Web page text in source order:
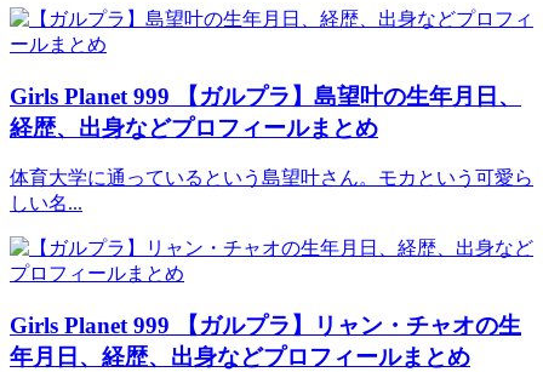
Girls Planet 999 【ガルプラ】島望叶の生年月日、
経歴、出身などプロフィールまとめ
体育大学に通っているという島望叶さん。モカという可愛ら
しい名...
Girls Planet 999 【ガルプラ】リャン・チャオの生
年月日、経歴、出身などプロフィールまとめ